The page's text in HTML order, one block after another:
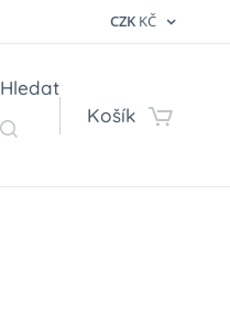
CZK KČ
Hledat
Košík